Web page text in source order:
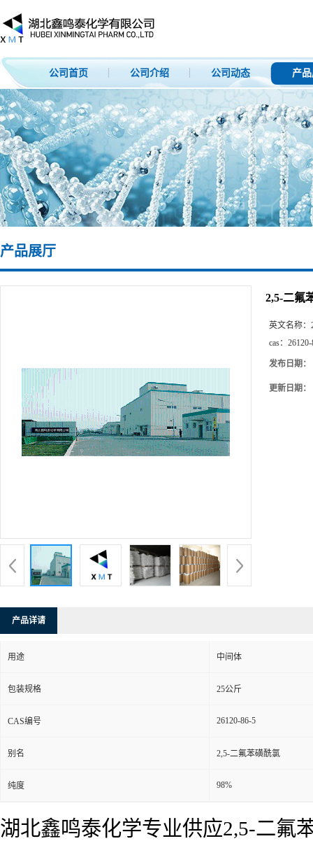
公司首页 公司介绍 公司动态 产
产品展厅
2,5-二氟
英文名称：
cas：
发布日期：
更新日期：
产品详请
用途 中间体
包装规格 25公斤
CAS编号 26120-86-5
别名 2,5-二氟苯磺酰氯
纯度 98%
湖北鑫鸣泰化学专业供应2,5-二氟